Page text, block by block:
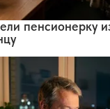
пенсионерку